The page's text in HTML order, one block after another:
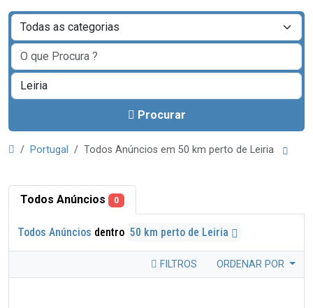
Procurar
Portugal Todos Anúncios em 50 km perto de Leiria
Todos Anúncios 0
Todos Anúncios dentro 50 km perto de Leiria
FILTROS ORDENAR POR